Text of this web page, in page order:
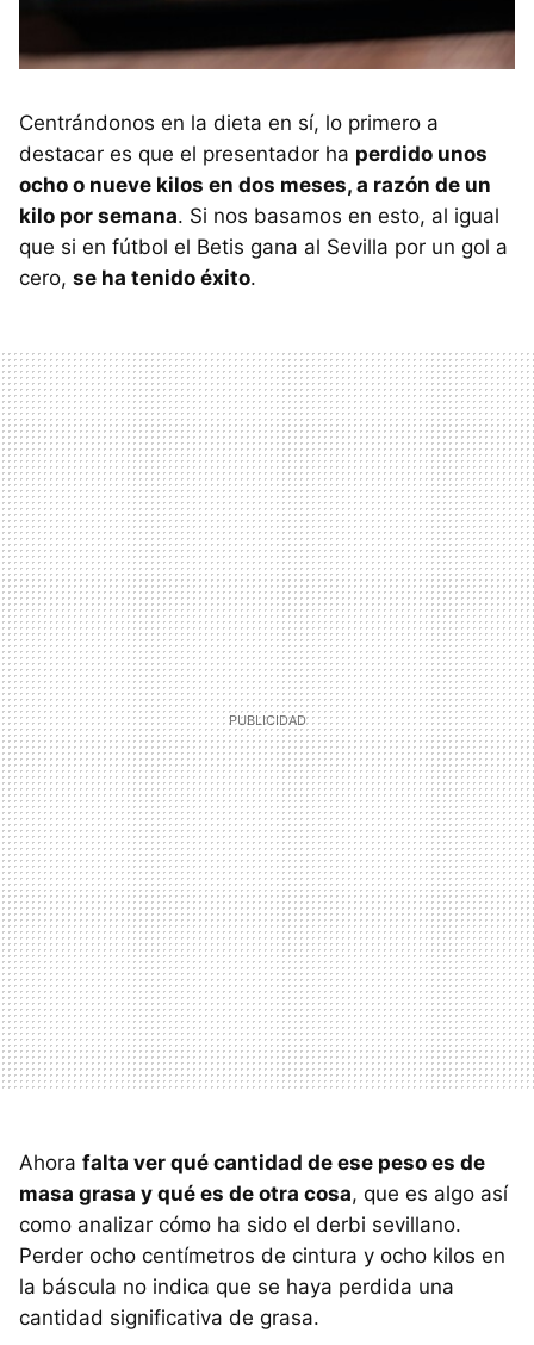
Centrándonos en la dieta en sí, lo primero a
destacar es que el presentador ha perdido unos
ocho o nueve kilos en dos meses, a razón de un
kilo por semana. Si nos basamos en esto, al igual
que si en fútbol el Betis gana al Sevilla por un gol a
cero, se ha tenido éxito.
Ahora falta ver qué cantidad de ese peso es de
masa grasa y qué es de otra cosa, que es algo así
como analizar cómo ha sido el derbi sevillano.
Perder ocho centímetros de cintura y ocho kilos en
la báscula no indica que se haya perdida una
cantidad significativa de grasa.